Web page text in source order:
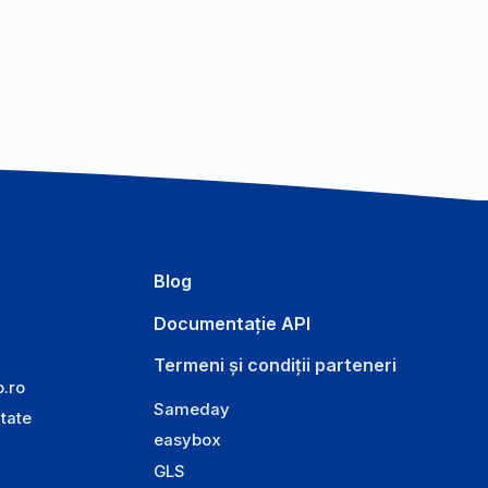
Blog
Documentație API
Termeni și condiții parteneri
Sameday
easybox
GLS